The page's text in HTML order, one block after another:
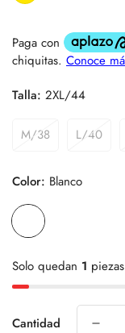
Pecho (cm)
Talla: 2XL/44
M/38 L/40
Color: Blanco
Solo quedan 1 piezas
Cantidad